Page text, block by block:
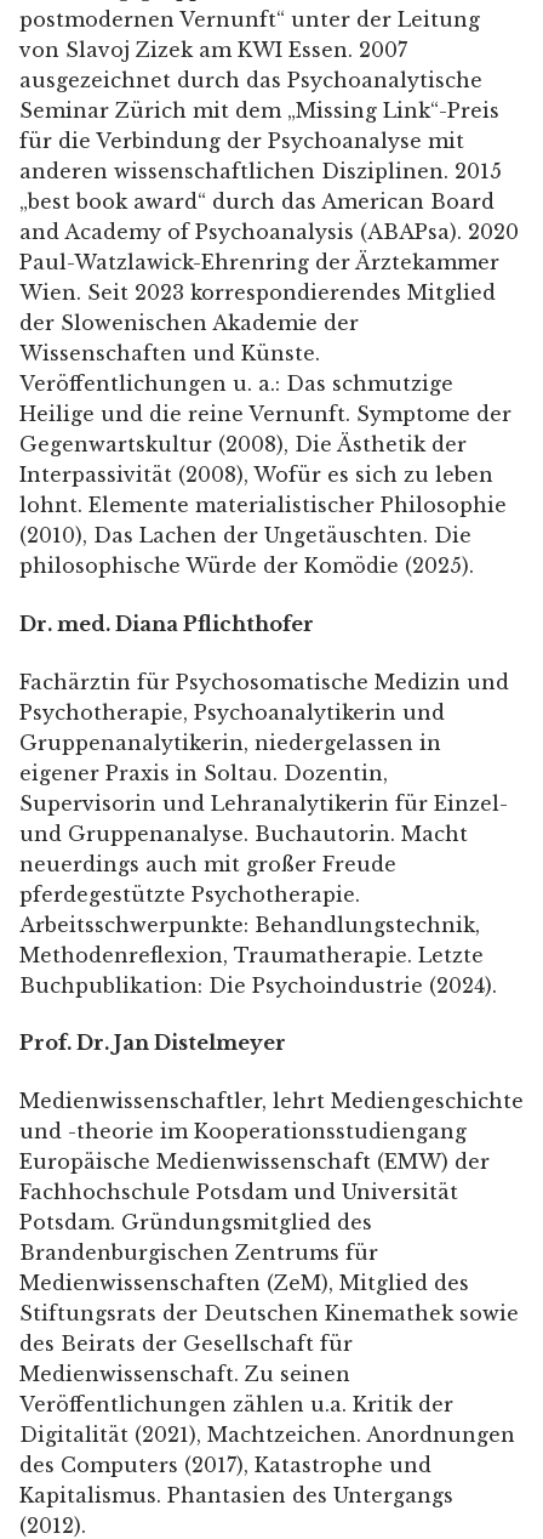
postmodernen Vernunft“ unter der Leitung
von Slavoj Zizek am KWI Essen. 2007
ausgezeichnet durch das Psychoanalytische
Seminar Zürich mit dem „Missing Link“-Preis
für die Verbindung der Psychoanalyse mit
anderen wissenschaftlichen Disziplinen. 2015
„best book award“ durch das American Board
and Academy of Psychoanalysis (ABAPsa). 2020
Paul-Watzlawick-Ehrenring der Ärztekammer
Wien. Seit 2023 korrespondierendes Mitglied
der Slowenischen Akademie der
Wissenschaften und Künste.
Veröffentlichungen u. a.: Das schmutzige
Heilige und die reine Vernunft. Symptome der
Gegenwartskultur (2008), Die Ästhetik der
Interpassivität (2008), Wofür es sich zu leben
lohnt. Elemente materialistischer Philosophie
(2010), Das Lachen der Ungetäuschten. Die
philosophische Würde der Komödie (2025).
Dr. med. Diana Pflichthofer
Fachärztin für Psychosomatische Medizin und
Psychotherapie, Psychoanalytikerin und
Gruppenanalytikerin, niedergelassen in
eigener Praxis in Soltau. Dozentin,
Supervisorin und Lehranalytikerin für Einzel-
und Gruppenanalyse. Buchautorin. Macht
neuerdings auch mit großer Freude
pferdegestützte Psychotherapie.
Arbeitsschwerpunkte: Behandlungstechnik,
Methodenreflexion, Traumatherapie. Letzte
Buchpublikation: Die Psychoindustrie (2024).
Prof. Dr. Jan Distelmeyer
Medienwissenschaftler, lehrt Mediengeschichte
und -theorie im Kooperationsstudiengang
Europäische Medienwissenschaft (EMW) der
Fachhochschule Potsdam und Universität
Potsdam. Gründungsmitglied des
Brandenburgischen Zentrums für
Medienwissenschaften (ZeM), Mitglied des
Stiftungsrats der Deutschen Kinemathek sowie
des Beirats der Gesellschaft für
Medienwissenschaft. Zu seinen
Veröffentlichungen zählen u.a. Kritik der
Digitalität (2021), Machtzeichen. Anordnungen
des Computers (2017), Katastrophe und
Kapitalismus. Phantasien des Untergangs
(2012).